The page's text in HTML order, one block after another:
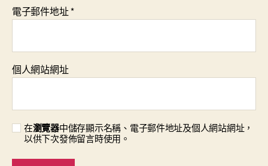
電子郵件地址*
個人網站網址
在瀏覽器中儲存顯示名稱、電子郵件地址及個人網站網址，
以供下次發佈留言時使用。